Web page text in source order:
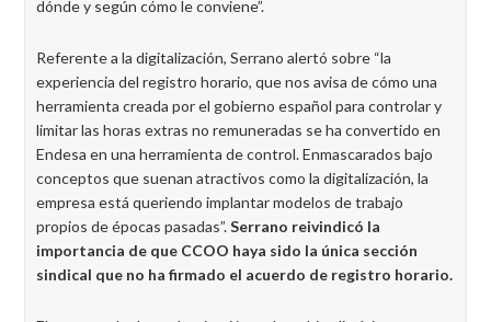
dónde y según cómo le conviene”.
Referente a la digitalización, Serrano alertó sobre “la
experiencia del registro horario, que nos avisa de cómo una
herramienta creada por el gobierno español para controlar y
limitar las horas extras no remuneradas se ha convertido en
Endesa en una herramienta de control. Enmascarados bajo
conceptos que suenan atractivos como la digitalización, la
empresa está queriendo implantar modelos de trabajo
propios de épocas pasadas”.Serrano reivindicó la
importancia de que CCOO haya sido la única sección
sindical que no ha firmado el acuerdo de registro horario.